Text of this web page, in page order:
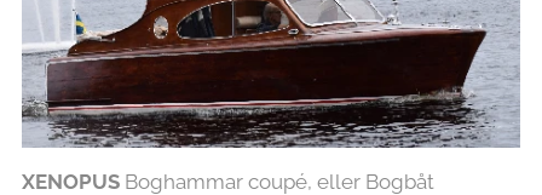
XENOPUS Boghammar coupé, eller Bogbåt